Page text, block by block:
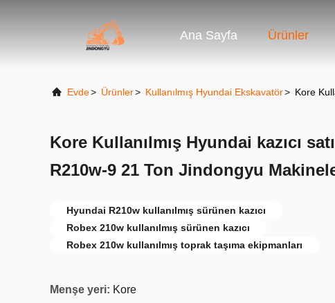
Ana Sayfa Ürünler
Evde> Ürünler> Kullanılmış Hyundai Ekskavatör> Kore
Kore Kullanılmış Hyundai kazıcı
R210w-9 21 Ton Jindongyu
Hyundai R210w kullanılmış sürünen kazıcı
Robex 210w kullanılmış sürünen kazıcı
Robex 210w kullanılmış toprak taşıma ekipmanları
Menşe yeri: Kore